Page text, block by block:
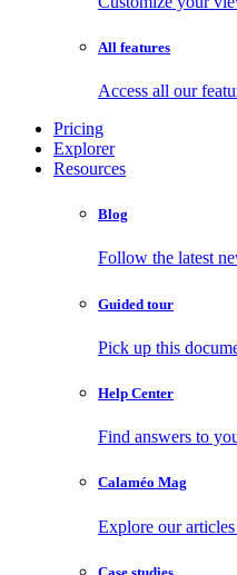
All features
Access all our
Pricing
Explorer
Resources
Blog
Follow the latest
Guided tour
Pick up this
Help Center
Find answers to
Calaméo Mag
Explore our